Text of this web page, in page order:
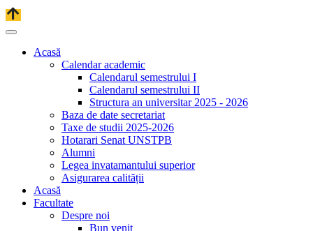
Acasă
Calendar academic
Calendarul semestrului I
Calendarul semestrului II
Structura an universitar 2025 - 2026
Baza de date secretariat
Taxe de studii 2025-2026
Hotarari Senat UNSTPB
Alumni
Legea invatamantului superior
Asigurarea calității
Acasă
Facultate
Despre noi
Bun venit